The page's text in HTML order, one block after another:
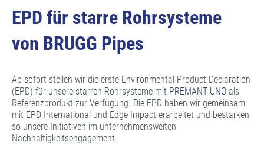
EPD für starre Rohrsysteme
von BRUGG Pipes
Ab sofort stellen wir die erste Environmental Product Declaration
(EPD) für unsere starren Rohrsysteme mit PREMANT UNO als
Referenzprodukt zur Verfügung. Die EPD haben wir gemeinsam
mit EPD International und Edge Impact erarbeitet und bestärken
so unsere Initiativen im unternehmensweiten
Nachhaltigkeitsengagement.